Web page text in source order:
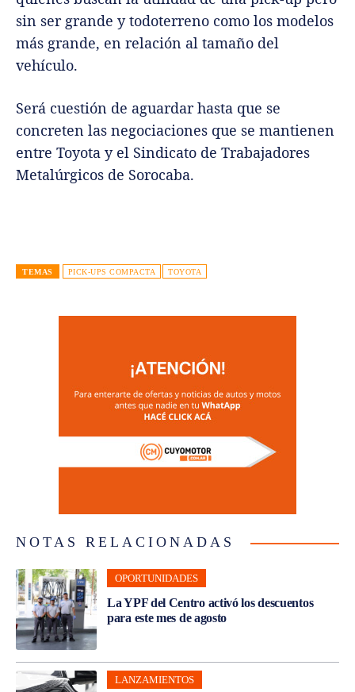
sin ser grande y todoterreno como los modelos
más grande, en relación al tamaño del
vehículo.
Será cuestión de aguardar hasta que se
concreten las negociaciones que se mantienen
entre Toyota y el Sindicato de Trabajadores
Metalúrgicos de Sorocaba.
TEMAS PICK-UPS COMPACTA TOYOTA
NOTAS RELACIONADAS
OPORTUNIDADES
La YPF del Centro activó los descuentos
para este mes de agosto
LANZAMIENTOS